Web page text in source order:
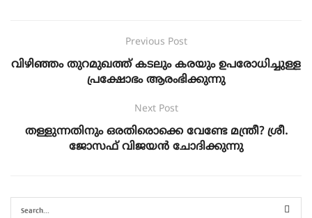
Previous Post
വിഴിഞ്ഞം തുറമുഖത്ത് കടലും കരയും ഉപരോധിച്ചുള്ള
പ്രക്ഷോഭം ആരംഭിക്കുന്നു
Next Post
തള്ളുന്നതിനും ഒരതിരൊക്കെ വേണ്ടേ മന്ത്രീ? ശ്രീ.
ജോസഫ് വിജയൻ ചോദിക്കുന്നു